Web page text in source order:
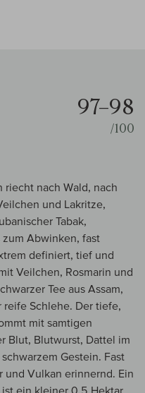
97–98
/100
riecht nach Wald, nach
und Lakritze,
Tabak,
zum Abwinken, fast
definiert, tief und
Veilchen, Rosmarin und
Tee aus Assam,
Schlehe. Der tiefe,
mit samtigen
Blut, Blutwurst, Dattel im
Gestein. Fast
und Vulkan erinnernd. Ein
ist ein kleiner 0,5 Hektar